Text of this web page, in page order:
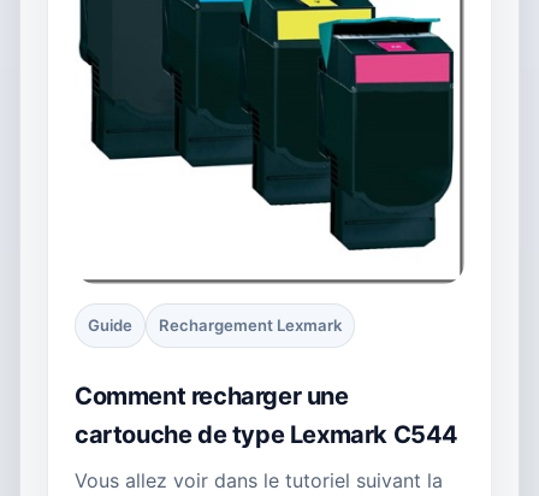
Guide Rechargement Lexmark
Comment recharger une
cartouche de type Lexmark C544
Vous allez voir dans le tutoriel suivant la